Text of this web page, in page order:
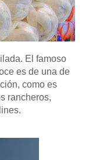
El famoso
es de una de
como es
rancheros,